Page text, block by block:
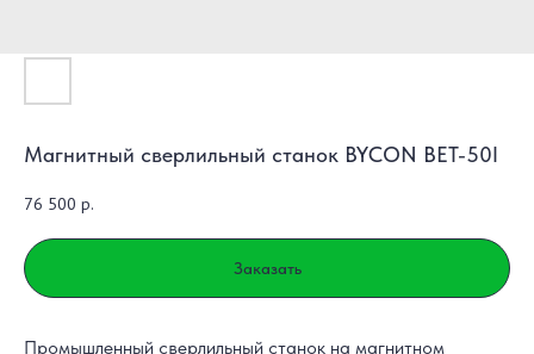
Магнитный сверлильный станок BYCON BET-50I
76 500 р.
Заказать
Промышленный сверлильный станок на магнитном